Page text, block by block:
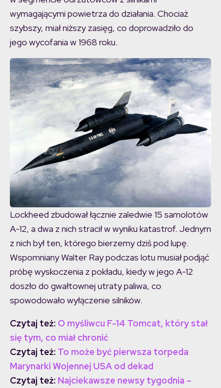
wymagającymi powietrza do działania. Chociaż
szybszy, miał niższy zasięg, co doprowadziło do
jego wycofania w 1968 roku.
Lockheed zbudował łącznie zaledwie 15 samolotów
A-12, a dwa z nich stracił w wyniku katastrof. Jednym
z nich był ten, którego bierzemy dziś pod lupę.
Wspomniany Walter Ray podczas lotu musiał podjąć
próbę wyskoczenia z pokładu, kiedy w jego A-12
doszło do gwałtownej utraty paliwa, co
spowodowało wyłączenie silników.
Czytaj też: O myśliwcu F-14 Tomcat, który stał
się tym, co miał chronić
Czytaj też: To może być pierwsza torpeda
Marynarki Wojennej USA od dekad
Czytaj też: Najciekawsze newsy tygodnia –